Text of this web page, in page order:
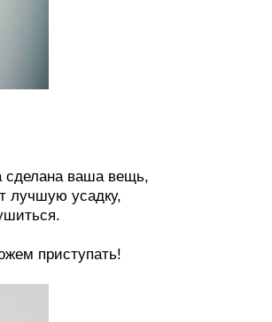
сделана ваша вещь,
лучшую усадку,
приступать!